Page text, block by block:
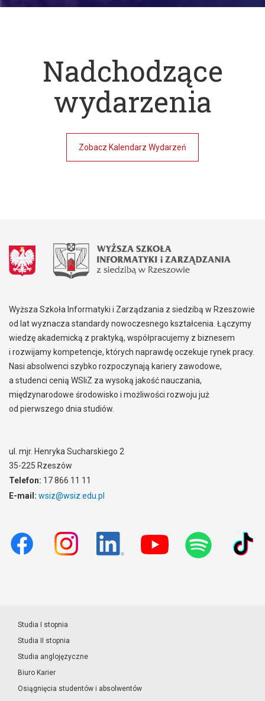
Nadchodzące
wydarzenia
Zobacz Kalendarz Wydarzeń
Wyższa Szkoła Informatyki i Zarządzania z siedzibą w Rzeszowie
od lat wyznacza standardy nowoczesnego kształcenia. Łączymy
wiedzę akademicką z praktyką, współpracujemy z biznesem
i rozwijamy kompetencje, których naprawdę oczekuje rynek pracy.
Nasi absolwenci szybko rozpoczynają kariery zawodowe,
a studenci cenią WSIiZ za wysoką jakość nauczania,
międzynarodowe środowisko i możliwości rozwoju już
od pierwszego dnia studiów.
ul. mjr. Henryka Sucharskiego 2
35-225 Rzeszów
Telefon: 17 866 11 11
E-mail: wsiz@wsiz.edu.pl
Studia I stopnia
Studia II stopnia
Studia anglojęzyczne
Biuro Karier
Osiągnięcia studentów i absolwentów